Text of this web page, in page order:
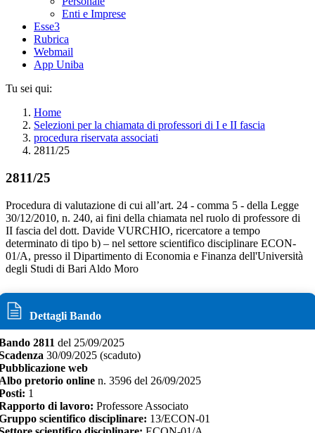
Enti e Imprese
Esse3
Rubrica
Webmail
App Uniba
Tu sei qui:
Home
Selezioni per la chiamata di professori di I e II fascia
procedura riservata associati
2811/25
2811/25
Procedura di valutazione di cui all’art. 24 - comma 5 - della Legge
30/12/2010, n. 240, ai fini della chiamata nel ruolo di professore di
II fascia del dott. Davide VURCHIO, ricercatore a tempo
determinato di tipo b) – nel settore scientifico disciplinare ECON-
01/A, presso il Dipartimento di Economia e Finanza dell'Università
degli Studi di Bari Aldo Moro
Dettagli Bando
2811 del 25/09/2025
30/09/2025 (scaduto)
web
pretorio online n. 3596 del 26/09/2025
1
di lavoro: Professore Associato
scientifico disciplinare: 13/ECON-01